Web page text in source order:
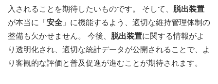
入されることを期待したいものです。 そして、 脱出装置
が本当に「 安全 」に機能するよう、適切な維持管理体制の
整備も欠かせません。 今後、 脱出装置に関する情報がよ
り透明化され、適切な統計データが公開されることで、よ
り客観的な評価と普及促進が進むことが期待されます。